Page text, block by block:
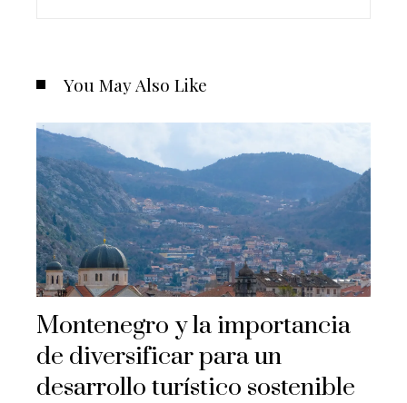
You May Also Like
Montenegro y la importancia
de diversificar para un
desarrollo turístico sostenible